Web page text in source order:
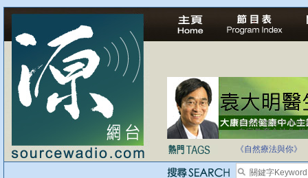
自家教育合法化-
《自然療法與你》